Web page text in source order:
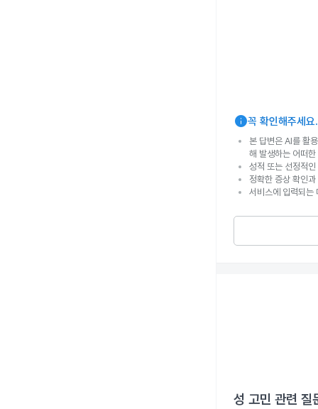
info꼭 확인해주세요.
본 답변은 AI를 활
해 발생하는 어떠
성적 또는 선정적
정확한 증상 확인
서비스에 입력되
성 고민 관련 질